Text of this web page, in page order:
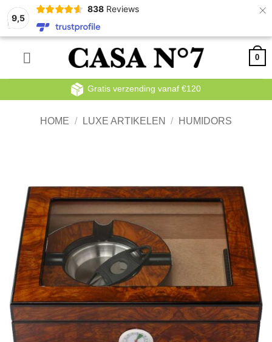
9,5
838 Reviews ×
0
Gratis verzending vanaf €120
HOME / LUXE ARTIKELEN / HUMIDORS